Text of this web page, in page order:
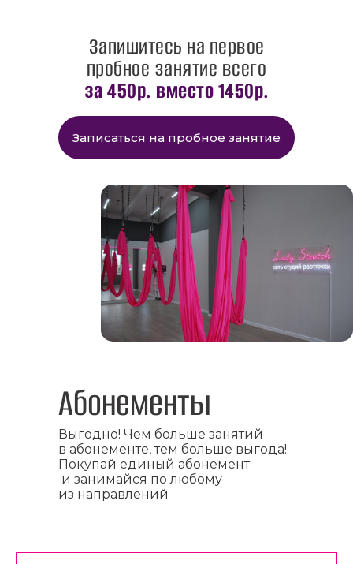
Записаться на пробное занятие
Запишитесь на первое
пробное занятие всего
за 450р. вместо 1450р.
Абонементы
Выгодно! Чем больше занятий
в абонементе, тем больше выгода!
Покупай единый абонемент
и занимайся по любому
из направлений